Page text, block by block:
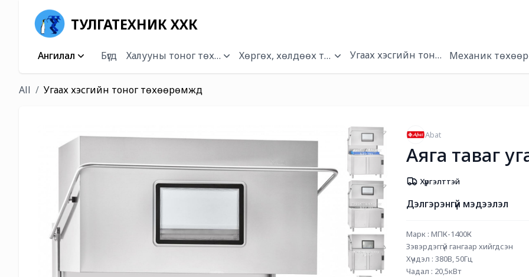
ТУЛГАТЕХНИК ХХК
Ангилал Бүгд Халууны тоног төхөөрөмжХөргөх, хөлдөөх төхөөрөмжүүдУгаах хэсгийн тоног төхөөрөмжүүд
Механик
All Угаах хэсгийн тоног төхөөрөмжүүд
Abat
Аяга таваг
Хүргэлттэй
Дэлгэрэнгүй мэдээлэл
Марк : МПК-1400К
Зэвэрдэггүй гангаар хийгдсэн
Хүчдэл : 380В, 50Гц
Чадал : 20,5кВт